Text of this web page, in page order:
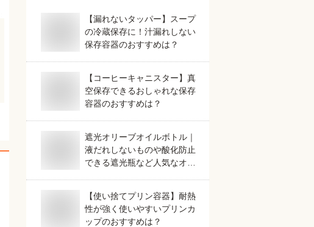
【漏れないタッパー】スープ
の冷蔵保存に！汁漏れしない
保存容器のおすすめは？
【コーヒーキャニスター】真
空保存できるおしゃれな保存
容器のおすすめは？
遮光オリーブオイルボトル｜
液だれしないものや酸化防止
できる遮光瓶など人気なオイ
【使い捨てプリン容器】耐熱
性が強く使いやすいプリンカ
ップのおすすめは？